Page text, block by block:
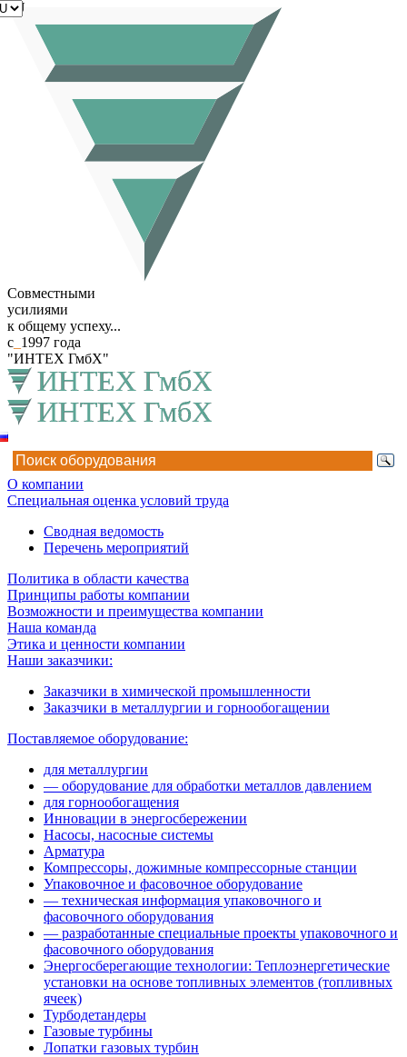
Совместными
усилиями
к общему успеху...
с 1997 года
"ИНТЕХ ГмбХ"
RU
О компании
Специальная оценка условий труда
Сводная ведомость
Перечень мероприятий
Политика в области качества
Принципы работы компании
Возможности и преимущества компании
Наша команда
Этика и ценности компании
Наши заказчики:
Заказчики в химической промышленности
Заказчики в металлургии и горнообогащении
Поставляемое оборудование:
для металлургии
— оборудование для обработки металлов давлением
для горнообогащения
Инновации в энергосбережении
Насосы, насосные системы
Арматура
Компрессоры, дожимные компрессорные станции
Упаковочное и фасовочное оборудование
— техническая информация упаковочного и
фасовочного оборудования
— разработанные специальные проекты упаковочного и
фасовочного оборудования
Энергосберегающие технологии: Теплоэнергетические
установки на основе топливных элементов (топливных
ячеек)
Турбодетандеры
Газовые турбины
Лопатки газовых турбин